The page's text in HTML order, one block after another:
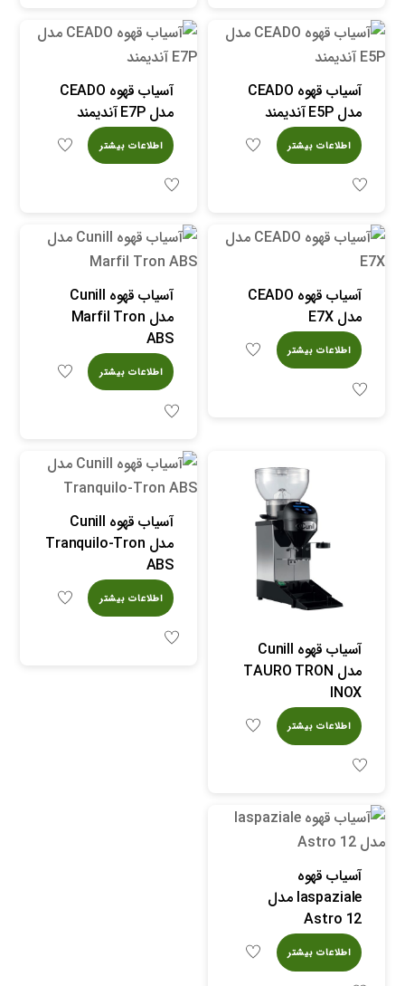
آسیاب قهوه CEADO
مدل E5P آندیمند
اطلاعات بیشتر
آسیاب قهوه CEADO
مدل E7P آندیمند
اطلاعات بیشتر
آسیاب قهوه CEADO
مدل E7X
اطلاعات بیشتر
آسیاب قهوه Cunill
مدل Marfil Tron
ABS
اطلاعات بیشتر
آسیاب قهوه Cunill
مدل TAURO TRON
INOX
اطلاعات بیشتر
آسیاب قهوه Cunill
مدل Tranquilo-Tron
ABS
اطلاعات بیشتر
آسیاب قهوه
laspaziale مدل
Astro 12
اطلاعات بیشتر